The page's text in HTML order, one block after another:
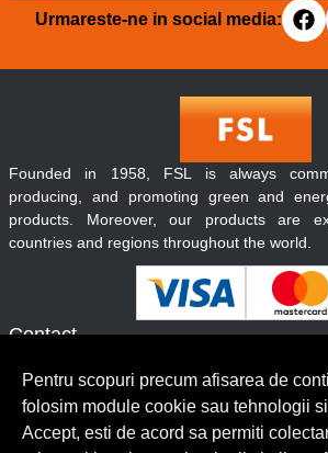
Urmareste-ne in social media:
Contact
Servicii clienti
Founded in 1958, FSL is always
producing, and promoting green and
products. Moreover, our products are
countries and regions throughout the world.
Pentru scopuri precum afisarea de
folosim module cookie sau tehnologii
Accept, esti de acord sa permiti